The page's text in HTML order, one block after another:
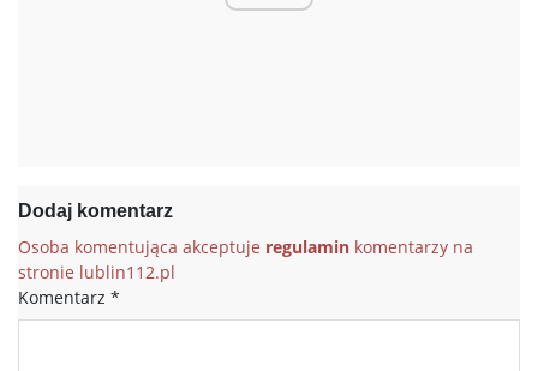
Dodaj komentarz
Osoba komentująca akceptuje regulamin komentarzy na
stronie lublin112.pl
Komentarz *